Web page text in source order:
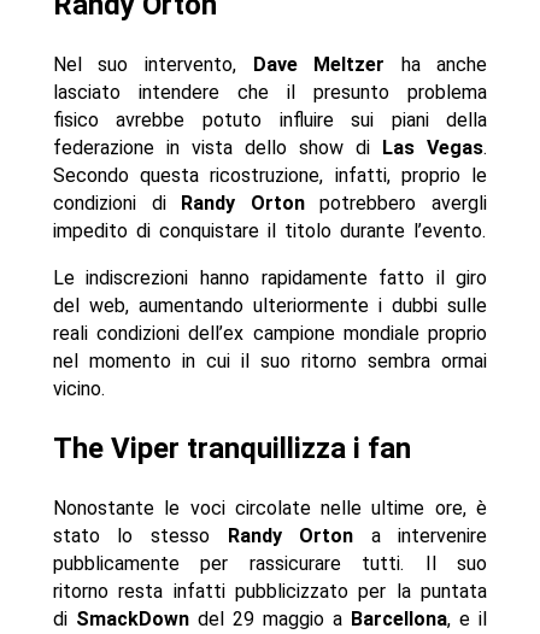
Nel suo intervento, Dave Meltzer ha anche
lasciato intendere che il presunto problema
fisico avrebbe potuto influire sui piani della
federazione in vista dello show di
Las Vegas.
Secondo questa ricostruzione, infatti, proprio le
condizioni di
Randy Ortonpotrebbero avergli
impedito di conquistare il titolo durante l’evento.
Le indiscrezioni hanno rapidamente fatto il giro
del web, aumentando ulteriormente i dubbi sulle
reali condizioni dell’ex campione mondiale proprio
nel momento in cui il suo ritorno sembra ormai
vicino.
The Viper tranquillizza i fan
Nonostante le voci circolate nelle ultime ore, è
stato lo stesso
Randy Orton a intervenire
pubblicamente per rassicurare tutti. Il suo
ritorno resta infatti pubblicizzato per la puntata
di SmackDowndel 29 maggio a Barcellona, e il